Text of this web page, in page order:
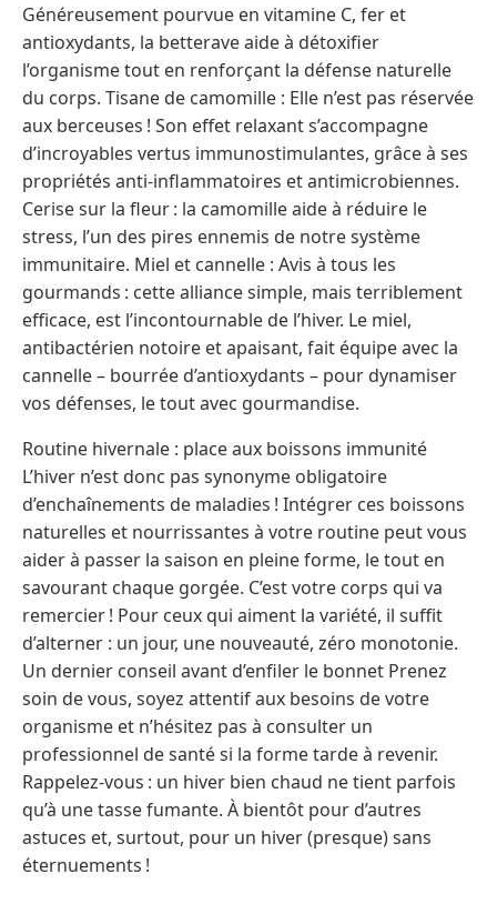
Généreusement pourvue en vitamine C, fer et
antioxydants, la betterave aide à détoxifier
l’organisme tout en renforçant la défense naturelle
du corps. Tisane de camomille : Elle n’est pas réservée
aux berceuses ! Son effet relaxant s’accompagne
d’incroyables vertus immunostimulantes, grâce à ses
propriétés anti-inflammatoires et antimicrobiennes.
Cerise sur la fleur : la camomille aide à réduire le
stress, l’un des pires ennemis de notre système
immunitaire. Miel et cannelle : Avis à tous les
gourmands : cette alliance simple, mais terriblement
efficace, est l’incontournable de l’hiver. Le miel,
antibactérien notoire et apaisant, fait équipe avec la
cannelle – bourrée d’antioxydants – pour dynamiser
vos défenses, le tout avec gourmandise.
Routine hivernale : place aux boissons immunité
L’hiver n’est donc pas synonyme obligatoire
d’enchaînements de maladies ! Intégrer ces boissons
naturelles et nourrissantes à votre routine peut vous
aider à passer la saison en pleine forme, le tout en
savourant chaque gorgée. C’est votre corps qui va
remercier ! Pour ceux qui aiment la variété, il suffit
d’alterner : un jour, une nouveauté, zéro monotonie.
Un dernier conseil avant d’enfiler le bonnet Prenez
soin de vous, soyez attentif aux besoins de votre
organisme et n’hésitez pas à consulter un
professionnel de santé si la forme tarde à revenir.
Rappelez-vous : un hiver bien chaud ne tient parfois
qu’à une tasse fumante. À bientôt pour d’autres
astuces et, surtout, pour un hiver (presque) sans
éternuements !